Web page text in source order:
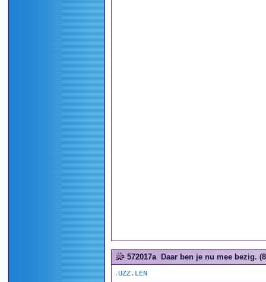
572017a Daar ben je nu mee bezig.
.UZZ.LEN